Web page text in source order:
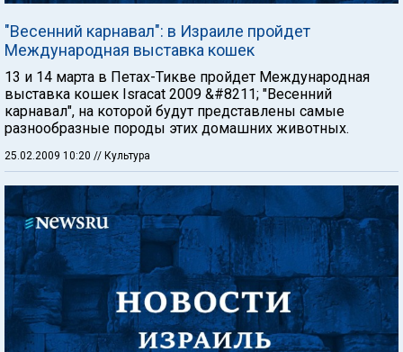
"Весенний карнавал": в Израиле пройдет
Международная выставка кошек
13 и 14 марта в Петах-Тикве пройдет Международная
выставка кошек Isracat 2009 &#8211; "Весенний
карнавал", на которой будут представлены самые
разнообразные породы этих домашних животных.
25.02.2009 10:20 // Культура